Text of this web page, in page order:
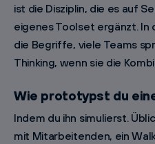
ist die Disziplin, die es auf
eigenes Toolset ergänzt. In
die Begriffe, viele Teams
Thinking, wenn sie die
Wie prototypst du
Indem du ihn simulierst.
mit Mitarbeitenden, ein